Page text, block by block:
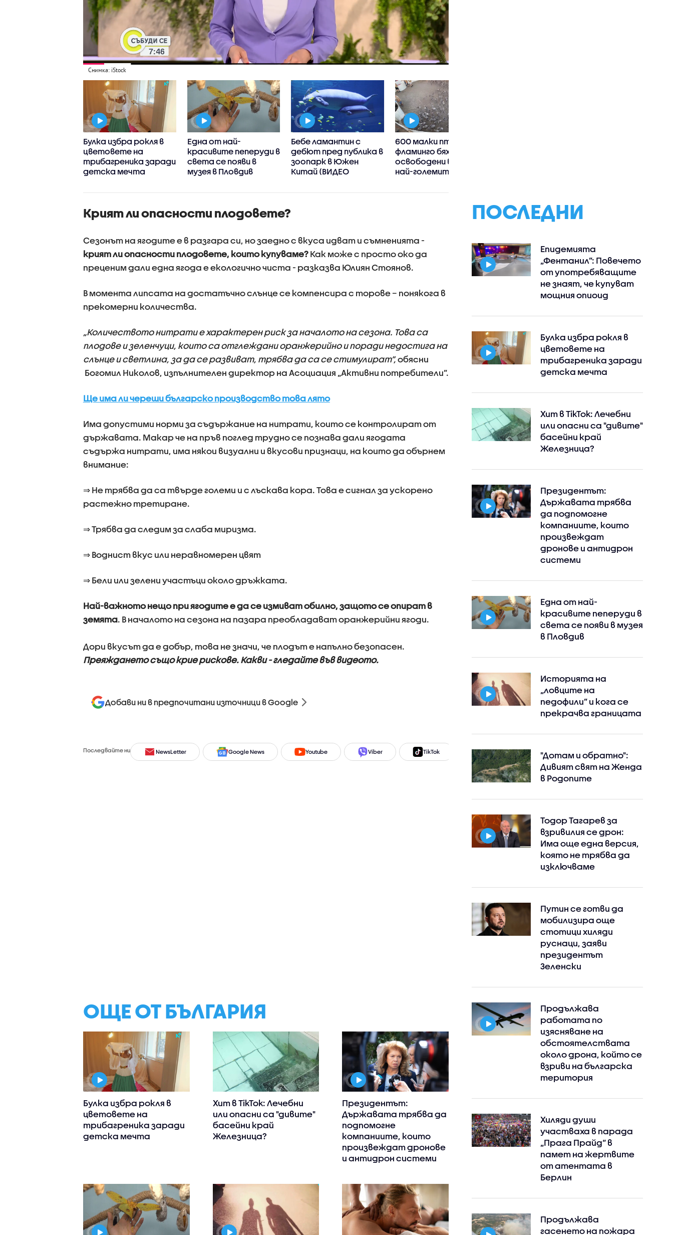
Снимка: iStock
Булка избра рокля в
цветовете на
трибагреника заради
детска мечта
Една от най-
красивите пеперуди в
света се появи в
музея в Пловдив
Бебе ламантин с
дебют пред публика в
зоопарк в Южен
Китай (ВИДЕО
600 малки птици
фламинго бяха
освободени в една от
най-големите
(ВИДЕО)
Крият ли опасности плодовете?
Сезонът на ягодите е в разгара си, но заедно с вкуса идват и съмненията -
крият ли опасности плодовете, които купуваме? Как може с просто око да
преценим дали една ягода е екологично чиста - разказва Юлиян Стоянов.
В момента липсата на достатъчно слънце се компенсира с торове – понякога в
прекомерни количества.
„Количеството нитрати е характерен риск за началото на сезона. Това са
плодове и зеленчуци, които са отглеждани оранжерийно и поради недостига на
слънце и светлина, за да се развиват, трябва да са се стимулират”,обясни
Богомил Николов, изпълнителен директор на Асоциация „Активни потребители”.
Ще има ли череши българско производство това лято
Има допустими норми за съдържание на нитрати, които се контролират от
държавата. Макар че на пръв поглед трудно се познава дали ягодата
съдържа нитрати, има някои визуални и вкусови признаци, на които да обърнем
внимание:
⇒ Не трябва да са твърде големи и с лъскава кора. Това е сигнал за ускорено
растежно третиране.
⇒ Трябва да следим за слаба миризма.
⇒ Воднист вкус или неравномерен цвят
⇒ Бели или зелени участъци около дръжката.
Най-важното нещо при ягодите е да се измиват обилно, защото се опират в
земята. В началото на сезона на пазара преобладават оранжерийни ягоди.
Дори вкусът да е добър, това не значи, че плодът е напълно безопасен.
Преяждането също крие рискове. Какви - гледайте във видеото.
Добави ни в предпочитани източници в Google
Последвайте ни NewsLetter Google News Youtube Viber TikTok Instagram
ОЩЕ ОТ БЪЛГАРИЯ
Булка избра рокля в
цветовете на
трибагреника заради
детска мечта
Хит в TikTok: Лечебни
или опасни са "дивите"
басейни край
Железница?
Президентът:
Държавата трябва да
подпомогне
компаниите, които
произвеждат дронове
и антидрон системи
ПОСЛЕДНИ
Епидемията
„Фентанил”: Повечето
от употребяващите
не знаят, че купуват
мощния опиоид
Булка избра рокля в
цветовете на
трибагреника заради
детска мечта
Хит в TikTok: Лечебни
или опасни са "дивите"
басейни край
Железница?
Президентът:
Държавата трябва
да подпомогне
компаниите, които
произвеждат
дронове и антидрон
системи
Една от най-
красивите пеперуди в
света се появи в музея
в Пловдив
Историята на
„ловците на
педофили” и кога се
прекрачва границата
"Дотам и обратно":
Дивият свят на Женда
в Родопите
Тодор Тагарев за
взривилия се дрон:
Има още една версия,
която не трябва да
изключваме
Путин се готви да
мобилизира още
стотици хиляди
руснаци, заяви
президентът
Зеленски
Продължава
работата по
изясняване на
обстоятелствата
около дрона, който се
взриви на българска
територия
Хиляди души
участваха в парада
„Прага Прайд“ в
памет на жертвите
от атентата в
Берлин
Продължава
гасенето на пожара